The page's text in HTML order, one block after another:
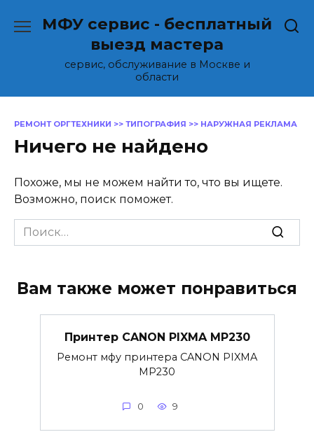
МФУ сервис - бесплатный
выезд мастера
сервис, обслуживание в Москве и
области
РЕМОНТ ОРГТЕХНИКИ >> ТИПОГРАФИЯ >> НАРУЖНАЯ РЕКЛАМА
Ничего не найдено
Похоже, мы не можем найти то, что вы ищете.
Возможно, поиск поможет.
Search
for:
Вам также может понравиться
Принтер CANON PIXMA MP230
Ремонт мфу принтера CANON PIXMA
MP230
0 9